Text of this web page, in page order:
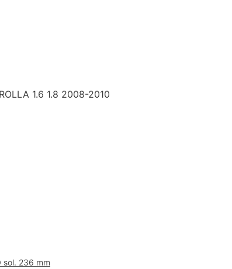
1.6 1.8 2008-2010
236 mm